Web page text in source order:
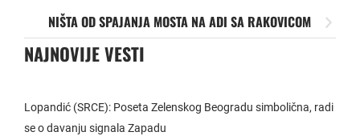
NIŠTA OD SPAJANJA MOSTA NA ADI SA RAKOVICOM
NAJNOVIJE VESTI
Lopandić (SRCE): Poseta Zelenskog Beogradu simbolična, radi
se o davanju signala Zapadu